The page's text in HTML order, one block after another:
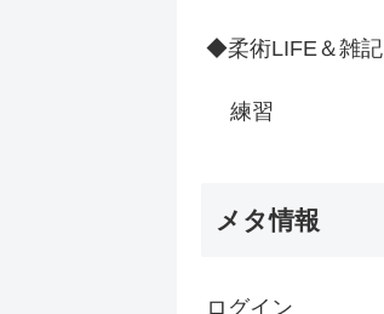
◆柔術LIFE＆雑記
練習
メタ情報
ログイン